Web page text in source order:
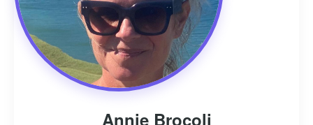
Annie Brocoli